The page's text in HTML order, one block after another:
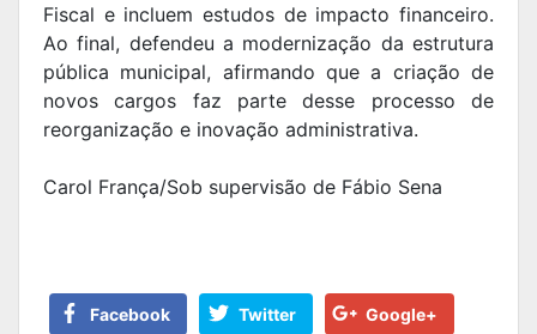
Fiscal e incluem estudos de impacto financeiro.
Ao final, defendeu a modernização da estrutura
pública municipal, afirmando que a criação de
novos cargos faz parte desse processo de
reorganização e inovação administrativa.
Carol França/Sob supervisão de Fábio Sena
Facebook Twitter Google+